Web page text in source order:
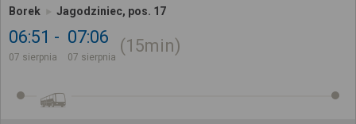
Borek Jagodziniec, pos. 17
06:51
07 sierpnia
07:06
07 sierpnia
15min